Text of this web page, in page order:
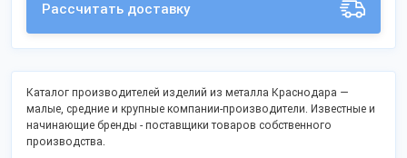
Рассчитать доставку
Каталог производителей изделий из металла Краснодара —
малые, средние и крупные компании-производители. Известные и
начинающие бренды - поставщики товаров собственного
производства.